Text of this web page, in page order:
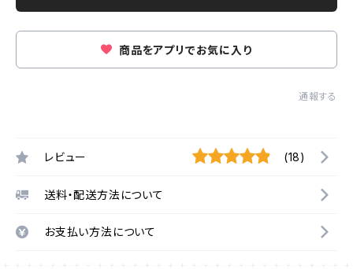
商品をアプリでお気に入り
通報する
レビュー (18)
送料・配送方法について
お支払い方法について